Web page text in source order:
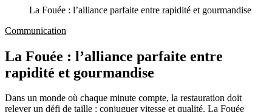
La Fouée : l’alliance parfaite entre rapidité et gourmandise
Communication
La Fouée : l’alliance parfaite entre
rapidité et gourmandise
Dans un monde où chaque minute compte, la restauration doit
relever un défi de taille : conjuguer vitesse et qualité. La Fouée